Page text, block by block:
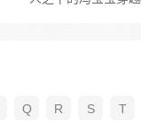
Q R S T